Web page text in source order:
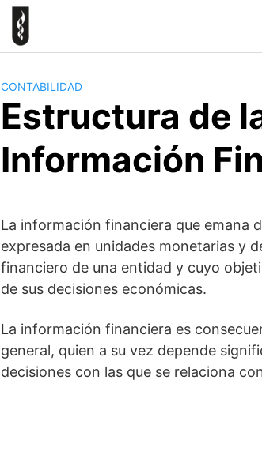
CONTABILIDAD
Estructura de
Información
La información financiera que emana
expresada en unidades monetarias y
financiero de una entidad y cuyo
de sus decisiones económicas.
La información financiera es
general, quien a su vez depende
decisiones con las que se relaciona